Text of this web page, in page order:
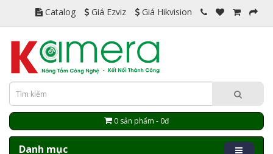
Catalog Giá Ezviz Giá Hikvision
0 sản phẩm - 0đ
Danh mục